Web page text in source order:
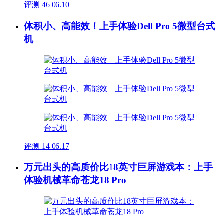
评测 46 06.10
体积小、高能效！上手体验Dell Pro 5微型台式
机
评测 14 06.17
万元出头的高质价比18英寸巨屏游戏本：上手
体验机械革命苍龙18 Pro